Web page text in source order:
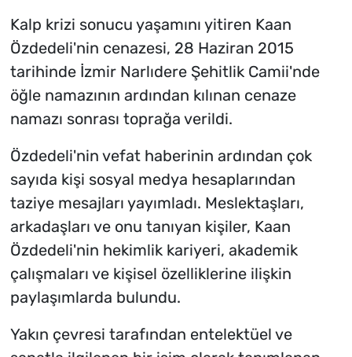
Kalp krizi sonucu yaşamını yitiren Kaan
Özdedeli'nin cenazesi, 28 Haziran 2015
tarihinde İzmir Narlıdere Şehitlik Camii'nde
öğle namazının ardından kılınan cenaze
namazı sonrası toprağa verildi.
Özdedeli'nin vefat haberinin ardından çok
sayıda kişi sosyal medya hesaplarından
taziye mesajları yayımladı. Meslektaşları,
arkadaşları ve onu tanıyan kişiler, Kaan
Özdedeli'nin hekimlik kariyeri, akademik
çalışmaları ve kişisel özelliklerine ilişkin
paylaşımlarda bulundu.
Yakın çevresi tarafından entelektüel ve